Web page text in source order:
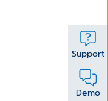
Support
Demo